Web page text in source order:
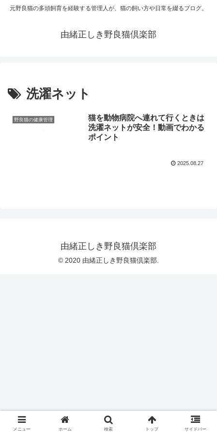
元野良猫の多頭飼育を経験する管理人が、猫の飼い方や日常を綴るブログ。
由緒正しき野良猫倶楽部
洗濯ネット
野良猫の健康管理
猫を動物病院へ連れて行くときは
洗濯ネットが安全！動画でわかる
ポイント
2025.08.27
由緒正しき野良猫倶楽部
© 2020 由緒正しき野良猫倶楽部.
メニュー ホーム 検索 トップ サイドバー